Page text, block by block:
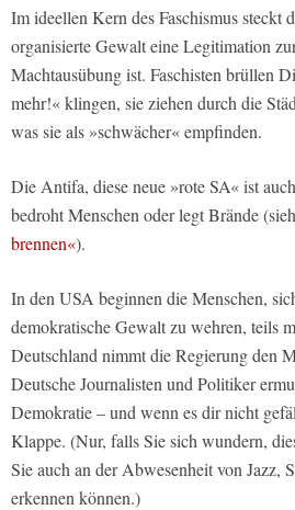
Im ideellen Kern des Faschismus steckt
organisierte Gewalt eine Legitimation
Machtausübung ist. Faschisten brüllen
mehr!« klingen, sie ziehen durch die
was sie als »schwächer« empfinden.
Die Antifa, diese neue »rote SA« ist
bedroht Menschen oder legt Brände
brennen«).
In den USA beginnen die Menschen,
demokratische Gewalt zu wehren, teils
Deutschland nimmt die Regierung den
Deutsche Journalisten und Politiker
Demokratie – und wenn es dir nicht
Klappe. (Nur, falls Sie sich wundern,
Sie auch an der Abwesenheit von Jazz,
erkennen können.)